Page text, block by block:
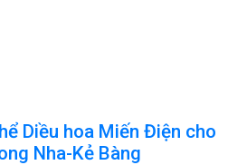
Diều hoa Miến Điện cho
Nha-Kẻ Bàng